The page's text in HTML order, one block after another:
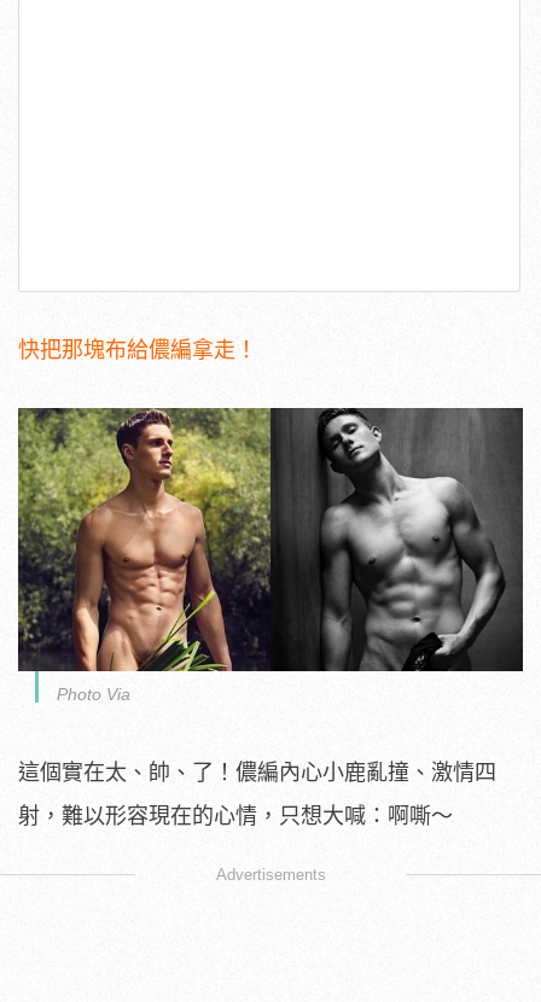
快把那塊布給儂編拿走！
Photo Via
這個實在太、帥、了！儂編內心小鹿亂撞、激情四
射，難以形容現在的心情，只想大喊：啊嘶～
Advertisements